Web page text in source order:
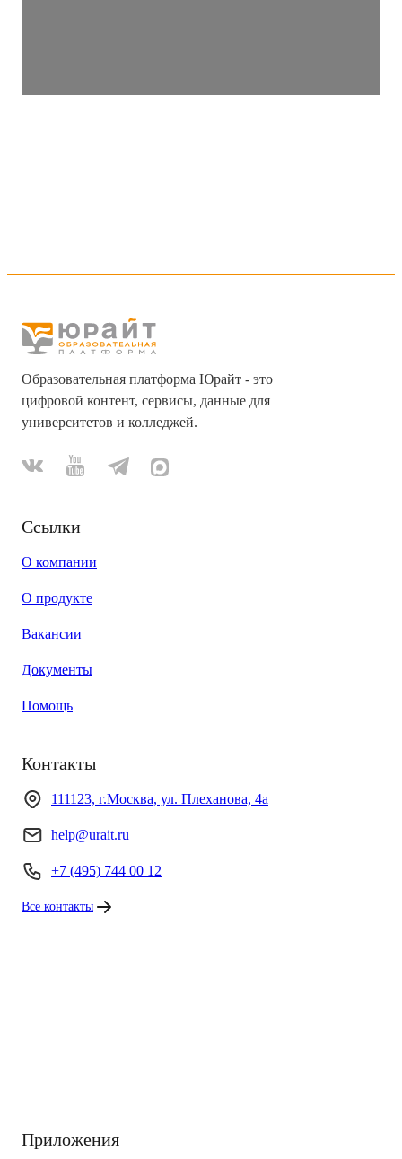
Образовательная платформа Юрайт - это
цифровой контент, сервисы, данные для
университетов и колледжей.
Ссылки
О компании
О продукте
Вакансии
Документы
Помощь
Контакты
111123, г.Москва, ул. Плеханова, 4а
help@urait.ru
+7 (495) 744 00 12
Все контакты
Приложения